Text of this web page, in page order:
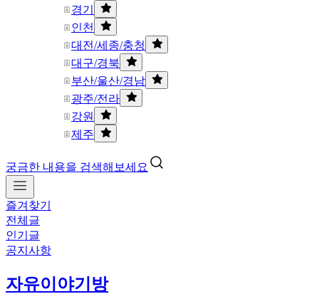
경기
인천
대전/세종/충청
대구/경북
부산/울산/경남
광주/전라
강원
제주
궁금한 내용을 검색해보세요
즐겨찾기
전체글
인기글
공지사항
자유이야기방